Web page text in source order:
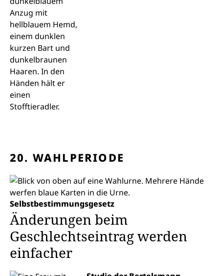
20. WAHLPERIODE
Selbstbestimmungsgesetz
Änderungen beim
Geschlechtseintrag werden
einfacher